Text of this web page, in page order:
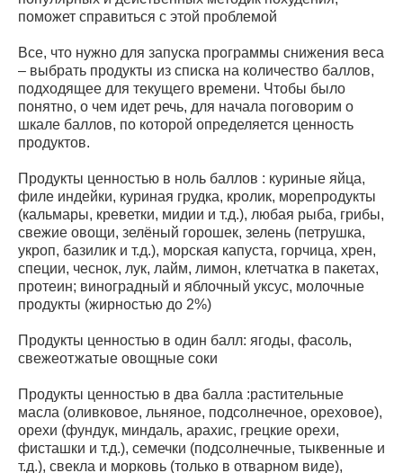
поможет справиться с этой проблемой
Все, что нужно для запуска программы снижения веса
– выбрать продукты из списка на количество баллов,
подходящее для текущего времени. Чтобы было
понятно, о чем идет речь, для начала поговорим о
шкале баллов, по которой определяется ценность
продуктов.
Продукты ценностью в ноль баллов : куриные яйца,
филе индейки, куриная грудка, кролик, морепродукты
(кальмары, креветки, мидии и т.д.), любая рыба, грибы,
свежие овощи, зелёный горошек, зелень (петрушка,
укроп, базилик и т.д.), морская капуста, горчица, хрен,
специи, чеснок, лук, лайм, лимон, клетчатка в пакетах,
протеин; виноградный и яблочный уксус, молочные
продукты (жирностью до 2%)
Продукты ценностью в один балл: ягоды, фасоль,
свежеотжатые овощные соки
Продукты ценностью в два балла :растительные
масла (оливковое, льняное, подсолнечное, ореховое),
орехи (фундук, миндаль, арахис, грецкие орехи,
фисташки и т.д.), семечки (подсолнечные, тыквенные и
т.д.), свекла и морковь (только в отварном виде),